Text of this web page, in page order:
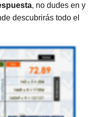
, no dudes en y
descubrirás todo el